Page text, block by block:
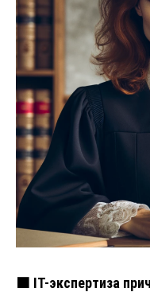
🟧 IT-экспертиза